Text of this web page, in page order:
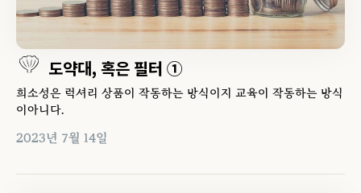
도약대, 혹은 필터 ①
희소성은 럭셔리 상품이 작동하는 방식이지 교육이 작동하는 방식
이아니다.
2023년 7월 14일